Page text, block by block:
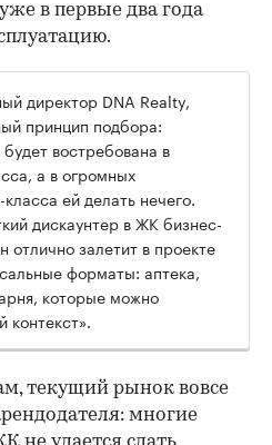
в первые два года
директор DNA Realty,
принцип подбора:
востребована в
а в огромных
ей делать нечего.
дискаунтер в ЖК бизнес-
отлично залетит в проекте
форматы: аптека,
которые можно
контекст».
текущий рынок вовсе
многие